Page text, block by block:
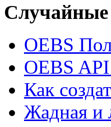
Случайные
OEBS
OEBS
Как
Жадная и